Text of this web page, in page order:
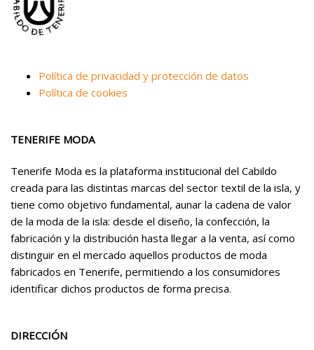
Política de privacidad y protección de datos
Política de cookies
TENERIFE MODA
Tenerife Moda es la plataforma institucional del Cabildo
creada para las distintas marcas del sector textil de la isla, y
tiene como objetivo fundamental, aunar la cadena de valor
de la moda de la isla: desde el diseño, la confección, la
fabricación y la distribución hasta llegar a la venta, así como
distinguir en el mercado aquellos productos de moda
fabricados en Tenerife, permitiendo a los consumidores
identificar dichos productos de forma precisa.
DIRECCIÓN